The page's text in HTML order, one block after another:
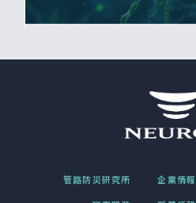
管路防災研究所 企業情報